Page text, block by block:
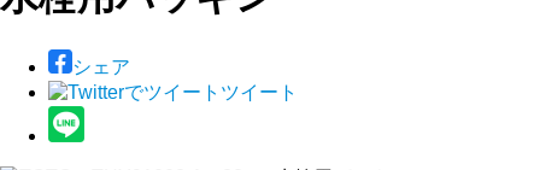
シェア
ツイート